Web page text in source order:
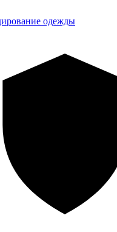
одежды